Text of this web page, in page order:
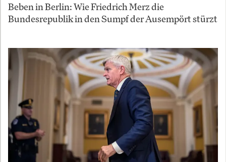
Beben in Berlin: Wie Friedrich Merz die
Bundesrepublik in den Sumpf der Ausempört stürzt